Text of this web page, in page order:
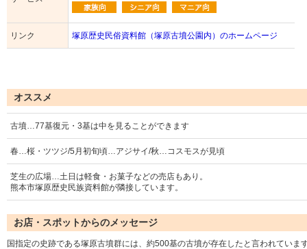
リンク 塚原歴史民俗資料館（塚原古墳公園内）のホームページ
オススメ
古墳…77基復元・3基は中を見ることができます
春…桜・ツツジ/5月初旬頃…アジサイ/秋…コスモスが見頃
芝生の広場…土日は軽食・お菓子などの売店もあり。
熊本市塚原歴史民族資料館が隣接しています。
お店・スポットからのメッセージ
国指定の史跡である塚原古墳群には、約500基の古墳が存在したと言われてい